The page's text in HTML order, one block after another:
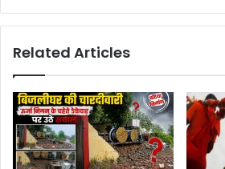
Related Articles